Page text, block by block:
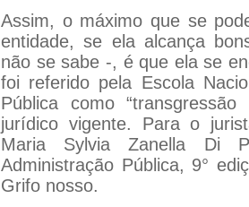
Assim, o máximo que se
entidade, se ela alcança
não se sabe -, é que ela se
foi referido pela Escola
Pública como
jurídico vigente. Para o
Maria Sylvia Zanella Di
Administração Pública, 9°
Grifo nosso.